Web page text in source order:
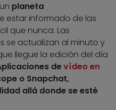
planeta
estar informado de las
que nunca. Las
se actualizan al minuto y
llegue la edición del día
devídeo en
o Snapchat,
allá donde se esté